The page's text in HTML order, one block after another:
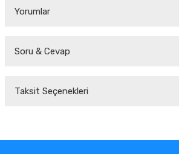
Yorumlar
Soru & Cevap
Taksit Seçenekleri